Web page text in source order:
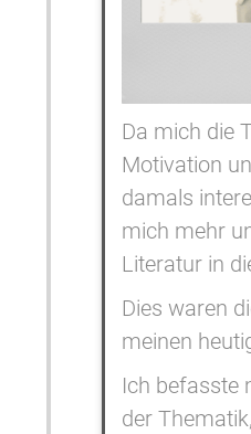
Da mich die
Motivation
damals
mich mehr
Literatur in
Dies waren
meinen
Ich befasste
der